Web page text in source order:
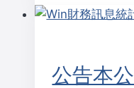
公告本